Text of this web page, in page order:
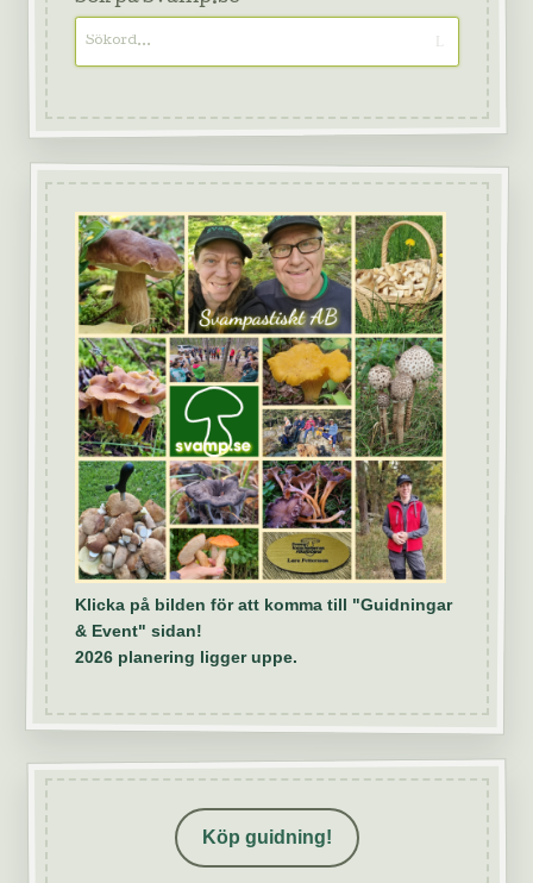
Klicka på bilden för att komma till "Guidningar
& Event" sidan!
2026 planering ligger uppe.
Köp guidning!